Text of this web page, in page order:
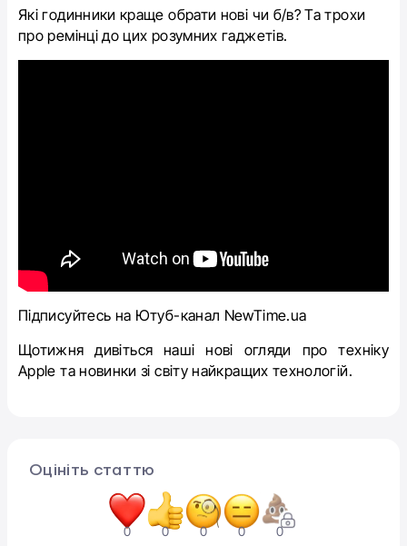
Які годинники краще обрати нові чи б/в? Та трохи
про ремінці до цих розумних гаджетів.
Підписуйтесь на Ютуб-канал NewTime.ua
Щотижня дивіться наші нові огляди про техніку
Apple та новинки зі світу найкращих технологій.
Оцініть статтю
0 0 0 0 0